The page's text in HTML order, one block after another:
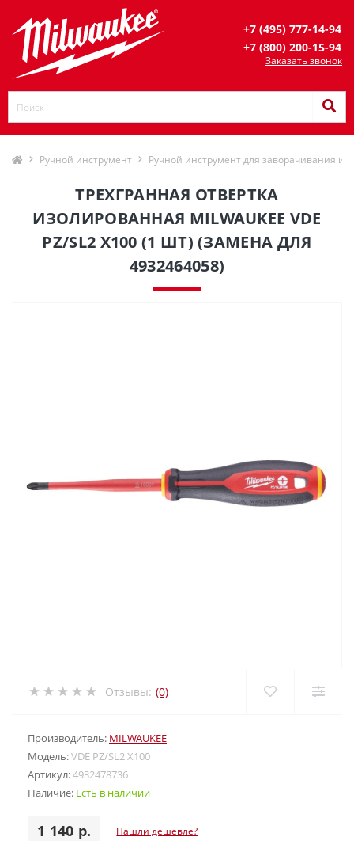
+7 (495) 777-14-94
+7 (800) 200-15-94
Заказать звонок
Ручной инструмент Ручной инструмент для заворачивания и
ТРЕХГРАННАЯ ОТВЕРТКА
ИЗОЛИРОВАННАЯ MILWAUKEE VDE
PZ/SL2 X100 (1 ШТ) (ЗАМЕНА ДЛЯ
4932464058)
Отзывы: (0)
Производитель: MILWAUKEE
Модель:VDE PZ/SL2 X100
Артикул:4932478736
Наличие: Есть в наличии
1 140 р. Нашли дешевле?